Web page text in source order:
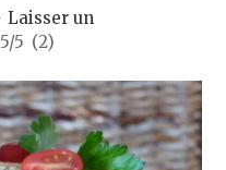
Laisser un
5/5 (2)